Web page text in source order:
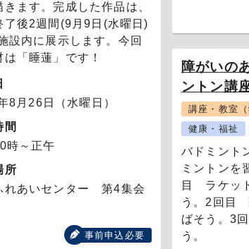
きます。完成した作品は、
了後2週間(9月9日(水曜日)
設内に展示します。今回
は「睡蓮」です！
8月26日（水曜日）
間
時～正午
所
れあいセンター 第4集会
事前申込必要
障がいの
ントン講
講座・教室（
健康・福祉
バドミント
ミントンを
目 ラケッ
う。2回目
ばそう。3
う。